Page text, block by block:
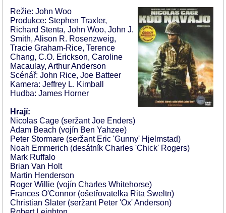
Režie: John Woo
Produkce: Stephen Traxler,
Richard Stenta, John Woo, John J.
Smith, Alison R. Rosenzweig,
Tracie Graham-Rice, Terence
Chang, C.O. Erickson, Caroline
Macaulay, Arthur Anderson
Scénář: John Rice, Joe Batteer
Kamera: Jeffrey L. Kimball
Hudba: James Horner
Hrají:
Nicolas Cage (seržant Joe Enders)
Adam Beach (vojín Ben Yahzee)
Peter Stormare (seržant Eric 'Gunny' Hjelmstad)
Noah Emmerich (desátník Charles 'Chick' Rogers)
Mark Ruffalo
Brian Van Holt
Martin Henderson
Roger Willie (vojín Charles Whitehorse)
Frances O'Connor (ošetřovatelka Rita Sweltn)
Christian Slater (seržant Peter 'Ox' Anderson)